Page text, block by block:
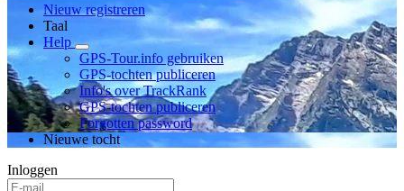
Nieuw registreren
Taal
Help
GPS-Tour.info gebruiken
GPS-tochten publiceren
Info's over TrackRank
GPS-tochten publiceren
Forgotten password
Nieuwe tocht
Inloggen